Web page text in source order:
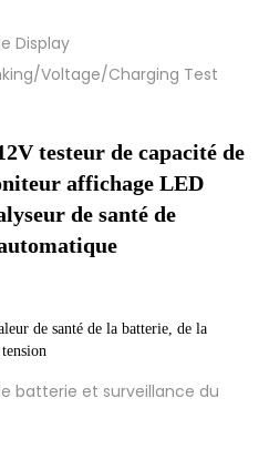
Display
Voltage/Charging Test
testeur de capacité de
affichage LED
de santé de
de santé de la batterie, de la
batterie et surveillance du